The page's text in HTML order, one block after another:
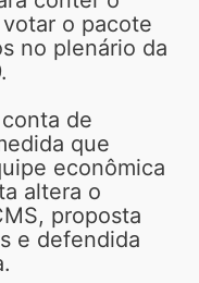
o pacote
no plenário da
de
que
econômica
altera o
proposta
e defendida